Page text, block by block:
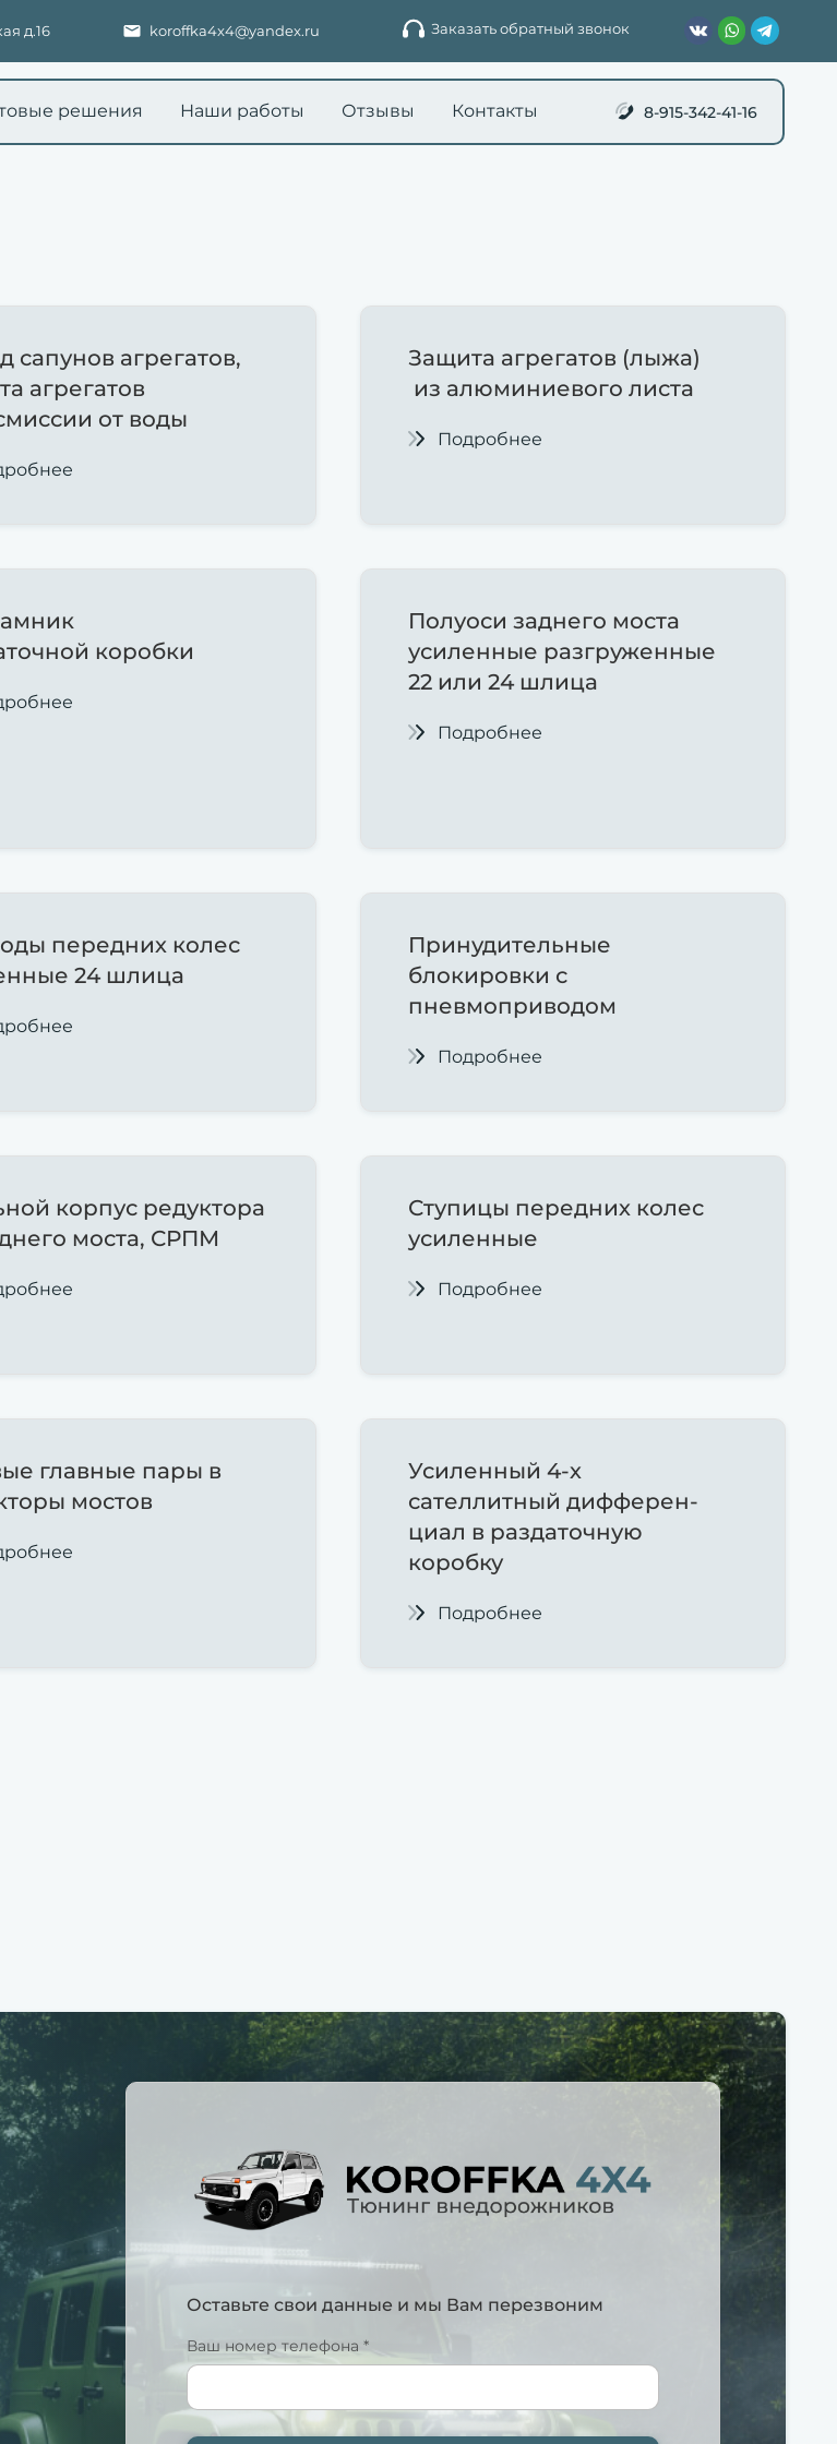
д.16 koroffka4x4@yandex.ru Заказать обратный звонок
решения Наши работы Отзывы Контакты 8-915-342-41-16
сапунов агрегатов,
агрегатов
от воды
Защита агрегатов (лыжа)
из алюминиевого листа
Подробнее
коробки
Полуоси заднего моста
усиленные разгруженные
22 или 24 шлица
Подробнее
передних колес
24 шлица
Принудительные
блокировки с
пневмоприводом
Подробнее
корпус редуктора
моста, СРПМ
Ступицы передних колес
усиленные
Подробнее
главные пары в
мостов
Усиленный 4-х
сателлитный дифферен-
циал в раздаточную
коробку
Подробнее
Оставьте свои данные и мы Вам перезвоним
Ваш номер телефона *